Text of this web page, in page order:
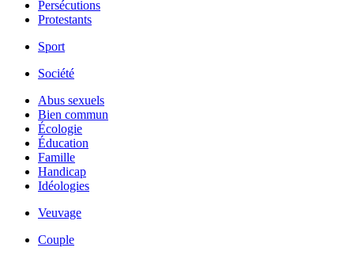
Persécutions
Protestants
Sport
Société
Abus sexuels
Bien commun
Écologie
Éducation
Famille
Handicap
Idéologies
Veuvage
Couple